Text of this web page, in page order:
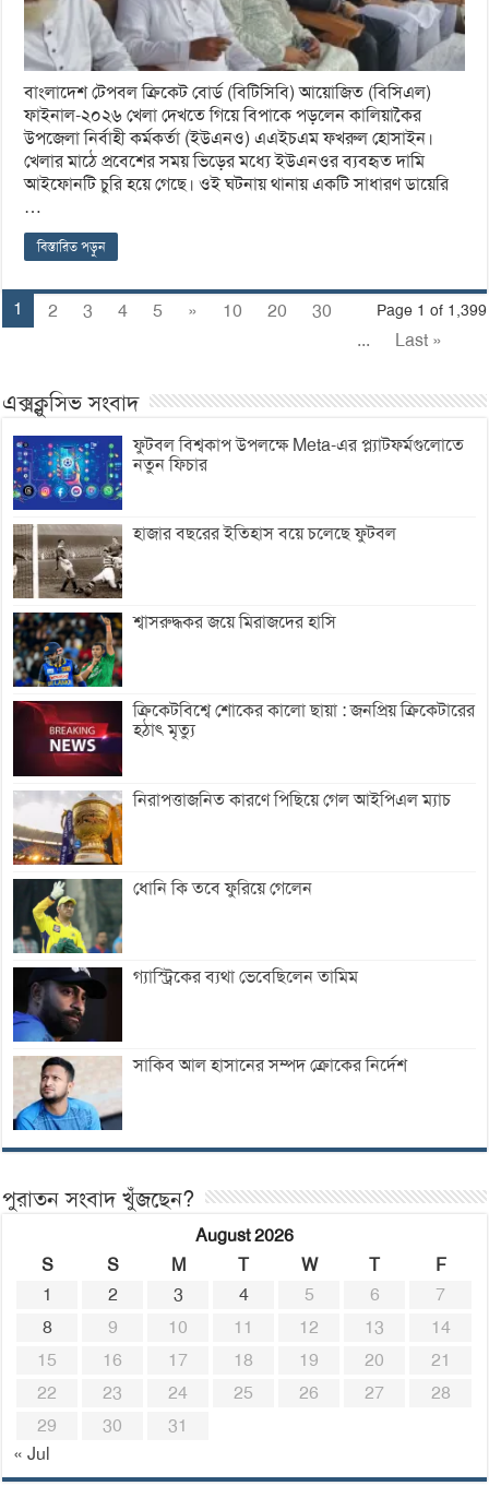
বাংলাদেশ টেপবল ক্রিকেট বোর্ড (বিটিসিবি) আয়োজিত (বিসিএল)
ফাইনাল-২০২৬ খেলা দেখতে গিয়ে বিপাকে পড়লেন কালিয়াকৈর
উপজেলা নির্বাহী কর্মকর্তা (ইউএনও) এএইচএম ফখরুল হোসাইন।
খেলার মাঠে প্রবেশের সময় ভিড়ের মধ্যে ইউএনওর ব্যবহৃত দামি
আইফোনটি চুরি হয়ে গেছে। ওই ঘটনায় থানায় একটি সাধারণ ডায়েরি
…
বিস্তারিত পড়ুন
Page 1 of 1,399
1 2 3 4 5 » 10 20
30
...
Last »
এক্সক্লুসিভ সংবাদ
ফুটবল বিশ্বকাপ উপলক্ষে Meta-এর প্ল্যাটফর্মগুলোতে
নতুন ফিচার
হাজার বছরের ইতিহাস বয়ে চলেছে ফুটবল
শ্বাসরুদ্ধকর জয়ে মিরাজদের হাসি
ক্রিকেটবিশ্বে শোকের কালো ছায়া : জনপ্রিয় ক্রিকেটারের
হঠাৎ মৃত্যু
নিরাপত্তাজনিত কারণে পিছিয়ে গেল আইপিএল ম্যাচ
ধোনি কি তবে ফুরিয়ে গেলেন
গ্যাস্ট্রিকের ব্যথা ভেবেছিলেন তামিম
সাকিব আল হাসানের সম্পদ ক্রোকের নির্দেশ
পুরাতন সংবাদ খুঁজছেন?
August 2026
S
S M T W T
F
1
2 3 4 5 6
7
8
9 10 11 12 13
14
15
16 17 18 19 20
21
22
23 24 25 26 27
28
29
30
31
« Jul